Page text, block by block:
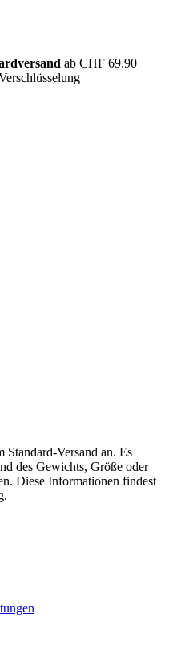
ab CHF 69.90
Versand an. Es
des Gewichts, Größe oder
Diese Informationen findest